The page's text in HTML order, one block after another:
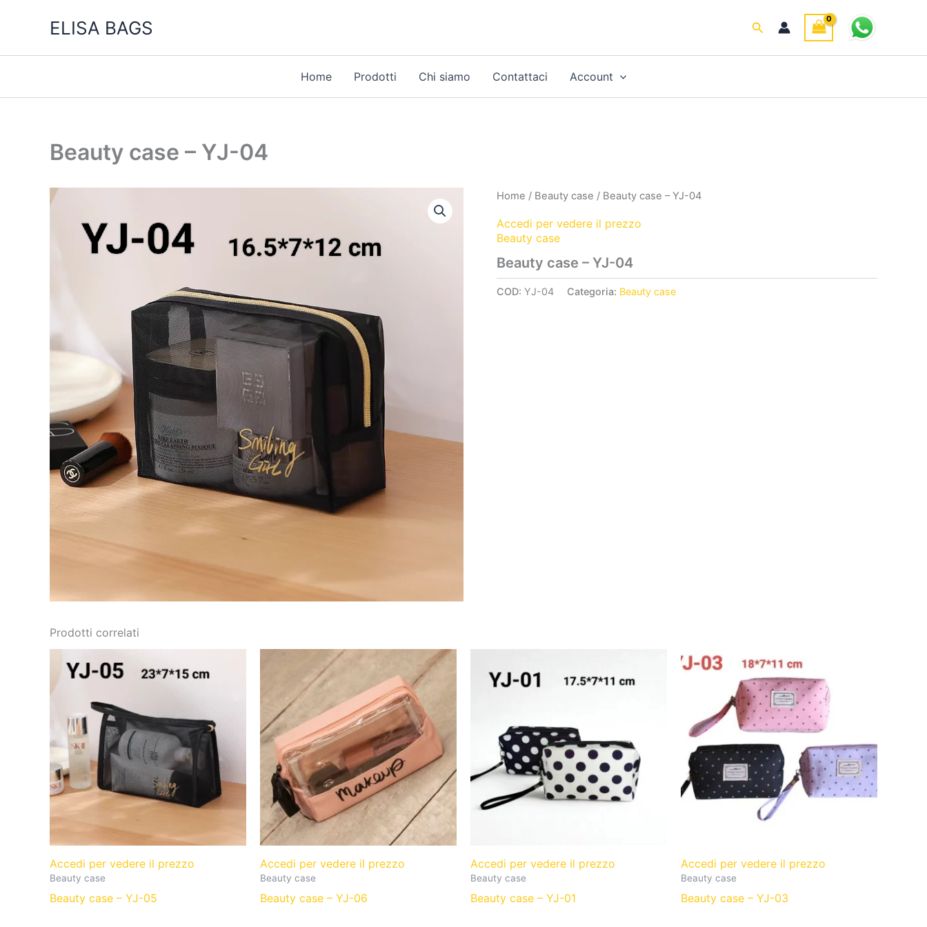
ELISA BAGS Cerca
Home Prodotti Chi siamo Contattaci Account
Beauty case – YJ-04
Home / Beauty case / Beauty case – YJ-04
Accedi per vedere il prezzo
Beauty case
Beauty case – YJ-04
COD: YJ-04 Categoria: Beauty case
Prodotti correlati
Accedi per vedere il prezzo
Beauty case
Beauty case – YJ-05
Accedi per vedere il prezzo
Beauty case
Beauty case – YJ-06
Accedi per vedere il prezzo
Beauty case
Beauty case – YJ-01
Accedi per vedere il prezzo
Beauty case
Beauty case – YJ-03